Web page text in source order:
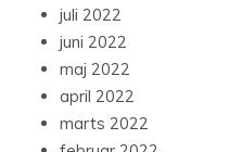
juli 2022
juni 2022
maj 2022
april 2022
marts 2022